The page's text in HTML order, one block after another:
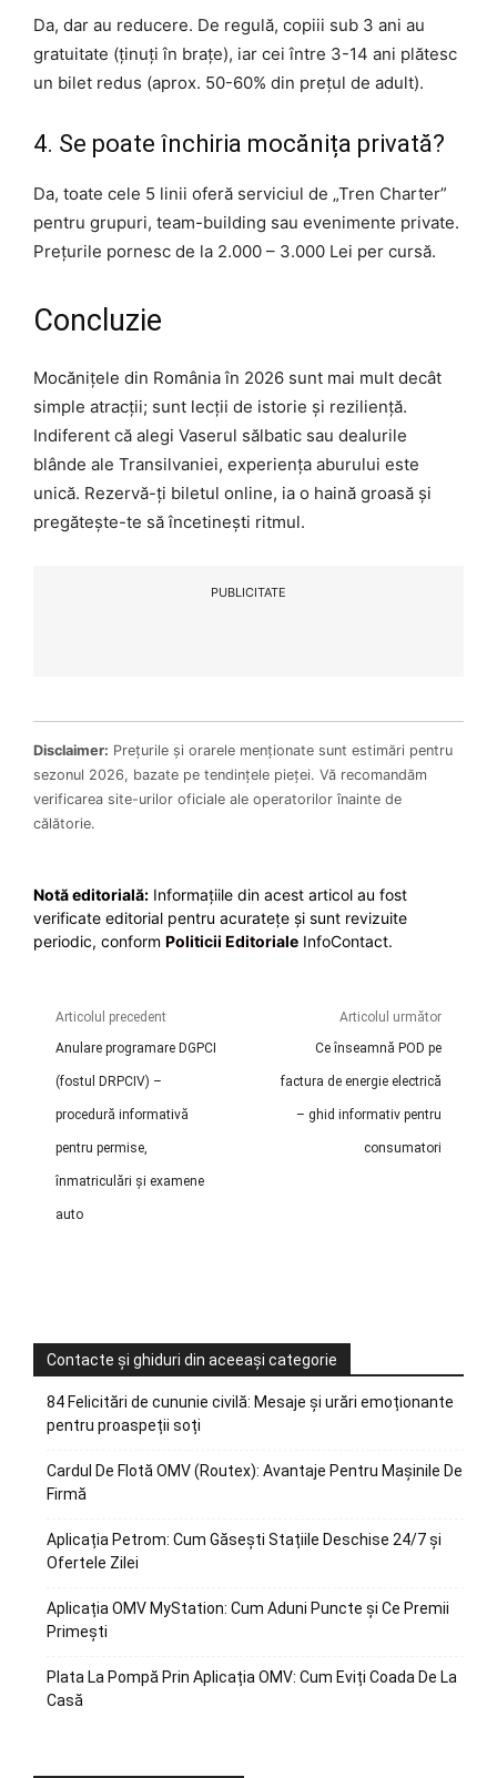
Da, dar au reducere. De regulă, copiii sub 3 ani au
gratuitate (ținuți în brațe), iar cei între 3-14 ani plătesc
un bilet redus (aprox. 50-60% din prețul de adult).
4. Se poate închiria mocănița privată?
Da, toate cele 5 linii oferă serviciul de „Tren Charter”
pentru grupuri, team-building sau evenimente private.
Prețurile pornesc de la 2.000 – 3.000 Lei per cursă.
Concluzie
Mocănițele din România în 2026 sunt mai mult decât
simple atracții; sunt lecții de istorie și reziliență.
Indiferent că alegi Vaserul sălbatic sau dealurile
blânde ale Transilvaniei, experiența aburului este
unică. Rezervă-ți biletul online, ia o haină groasă și
pregătește-te să încetinești ritmul.
PUBLICITATE
Disclaimer: Prețurile și orarele menționate sunt estimări pentru
sezonul 2026, bazate pe tendințele pieței. Vă recomandăm
verificarea site-urilor oficiale ale operatorilor înainte de
călătorie.
Notă editorială: Informațiile din acest articol au fost
verificate editorial pentru acuratețe și sunt revizuite
periodic, conform Politicii Editoriale InfoContact.
Articolul precedent
Anulare programare DGPCI
(fostul DRPCIV) –
procedură informativă
pentru permise,
înmatriculări și examene
auto
Articolul următor
Ce înseamnă POD pe
factura de energie electrică
– ghid informativ pentru
consumatori
Contacte și ghiduri din aceeași categorie
84 Felicitări de cununie civilă: Mesaje și urări emoționante
pentru proaspeții soți
Cardul De Flotă OMV (Routex): Avantaje Pentru Mașinile De
Firmă
Aplicația Petrom: Cum Găsești Stațiile Deschise 24/7 și
Ofertele Zilei
Aplicația OMV MyStation: Cum Aduni Puncte și Ce Premii
Primești
Plata La Pompă Prin Aplicația OMV: Cum Eviți Coada De La
Casă